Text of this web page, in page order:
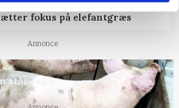
fokus på elefantgræs
Annonce
står stille